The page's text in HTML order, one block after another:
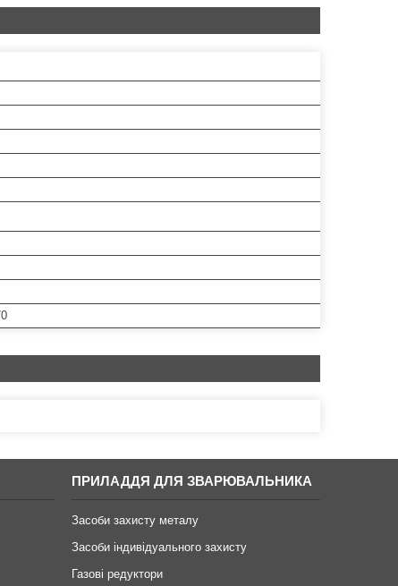
ПРИЛАДДЯ ДЛЯ ЗВАРЮВАЛЬНИКА
Засоби захисту металу
Засоби індивідуального захисту
Газові редуктори